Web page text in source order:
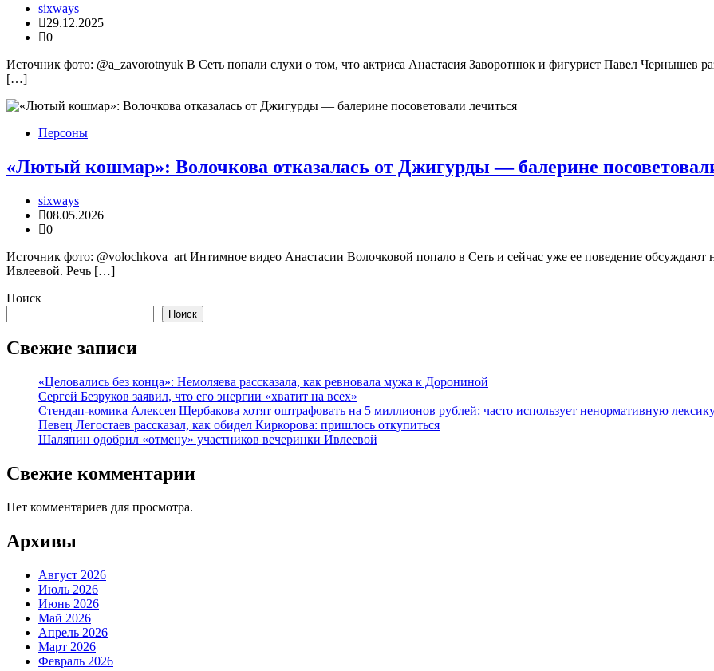
sixways
29.12.2025
0
Источник фото: @a_zavorotnyuk В Сеть попали слухи о том, что актриса Анастасия Заворотнюк и фигурист Павел Чернышев
[…]
Персоны
«Лютый кошмар»: Волочкова отказалась от Джигурды — балерине
sixways
08.05.2026
0
Источник фото: @volochkova_art Интимное видео Анастасии Волочковой попало в Сеть и сейчас уже ее поведение обсуждают
Ивлеевой. Речь […]
Поиск
Поиск
Свежие записи
«Целовались без конца»: Немоляева рассказала, как ревновала мужа к Дорониной
Сергей Безруков заявил, что его энергии «хватит на всех»
Стендап-комика Алексея Щербакова хотят оштрафовать на 5 миллионов рублей: часто использует ненормативную
Певец Легостаев рассказал, как обидел Киркорова: пришлось откупиться
Шаляпин одобрил «отмену» участников вечеринки Ивлеевой
Свежие комментарии
Нет комментариев для просмотра.
Архивы
Август 2026
Июль 2026
Июнь 2026
Май 2026
Апрель 2026
Март 2026
Февраль 2026